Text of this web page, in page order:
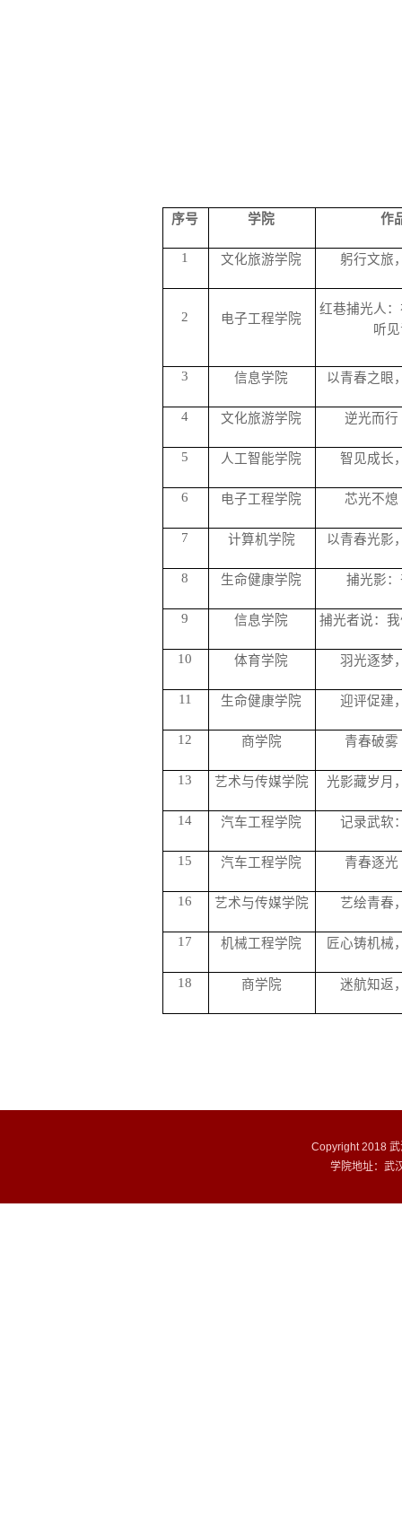
序号 学院 作
1 文化旅游学院 躬行文旅
2 电子工程学院
红巷捕光人
听
3 信息学院 以青春之眼
4 文化旅游学院 逆光而
5 人工智能学院 智见成长
6 电子工程学院 芯光不
7 计算机学院 以青春光影
8 生命健康学院 捕光影
9 信息学院 捕光者说：
10 体育学院 羽光逐梦
11 生命健康学院 迎评促建
12 商学院 青春破
13 艺术与传媒学院 光影藏岁月
14 汽车工程学院 记录武软
15 汽车工程学院 青春逐
16 艺术与传媒学院 艺绘青春
17 机械工程学院 匠心铸机械
18 商学院 迷航知返
Copyright 2018
学院地址：武